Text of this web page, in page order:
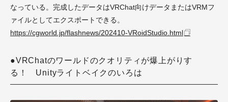
なっている。完成したデータはVRChat向けデータまたはVRMフ
ァイルとしてエクスポートできる。
https://cgworld.jp/flashnews/202410-VRoidStudio.html
●VRChatのワールドのクオリティが爆上がりす
る！ Unityライトベイクのいろは